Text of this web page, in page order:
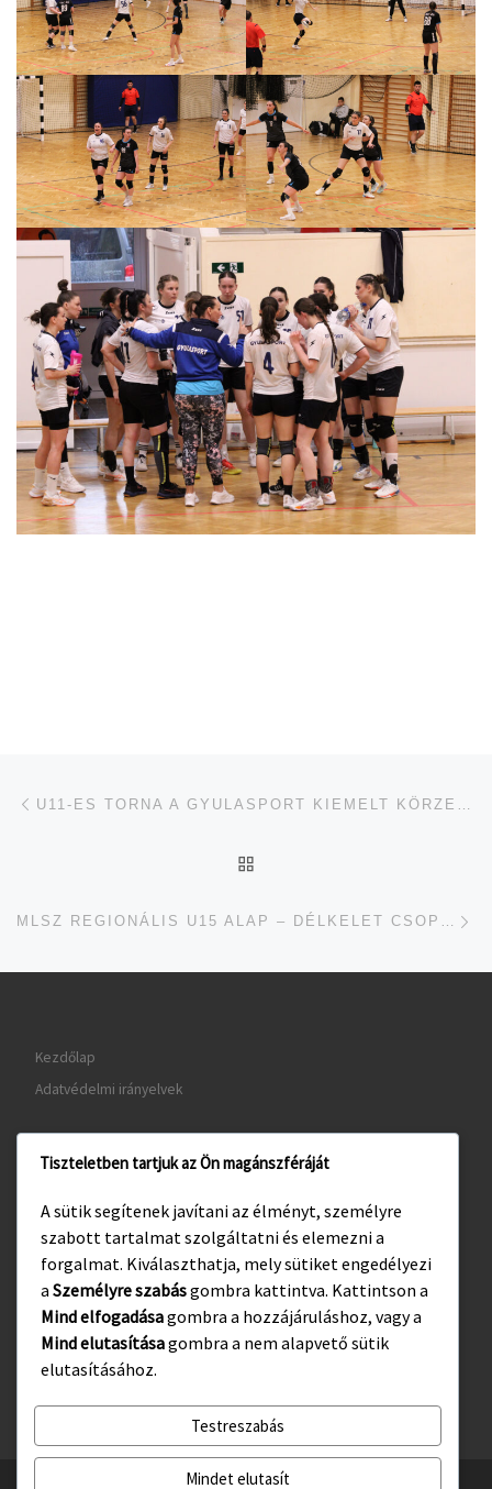
Navigálás a bejegyzések között
MLSZ REGIONÁLIS U15 ALAP – DÉLKELET CSOPORT
Kezdőlap
Adatvédelmi irányelvek
www.visitgyula.com
www.gyulakult.hu
Facebook Instagram
Tiszteletben tartjuk az Ön magánszféráját
A sütik segítenek javítani az élményt, személyre
szabott tartalmat szolgáltatni és elemezni a
forgalmat. Kiválaszthatja, mely sütiket engedélyezi
a Személyre szabásgombra kattintva. Kattintson a
Mind elfogadásagombra a hozzájáruláshoz, vagy a
Mind elutasításagombra a nem alapvető sütik
elutasításához.
Testreszabás
Mindet elutasít